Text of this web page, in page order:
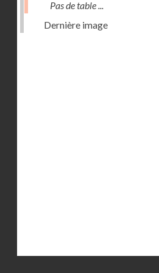
Pas de table ...
Dernière image